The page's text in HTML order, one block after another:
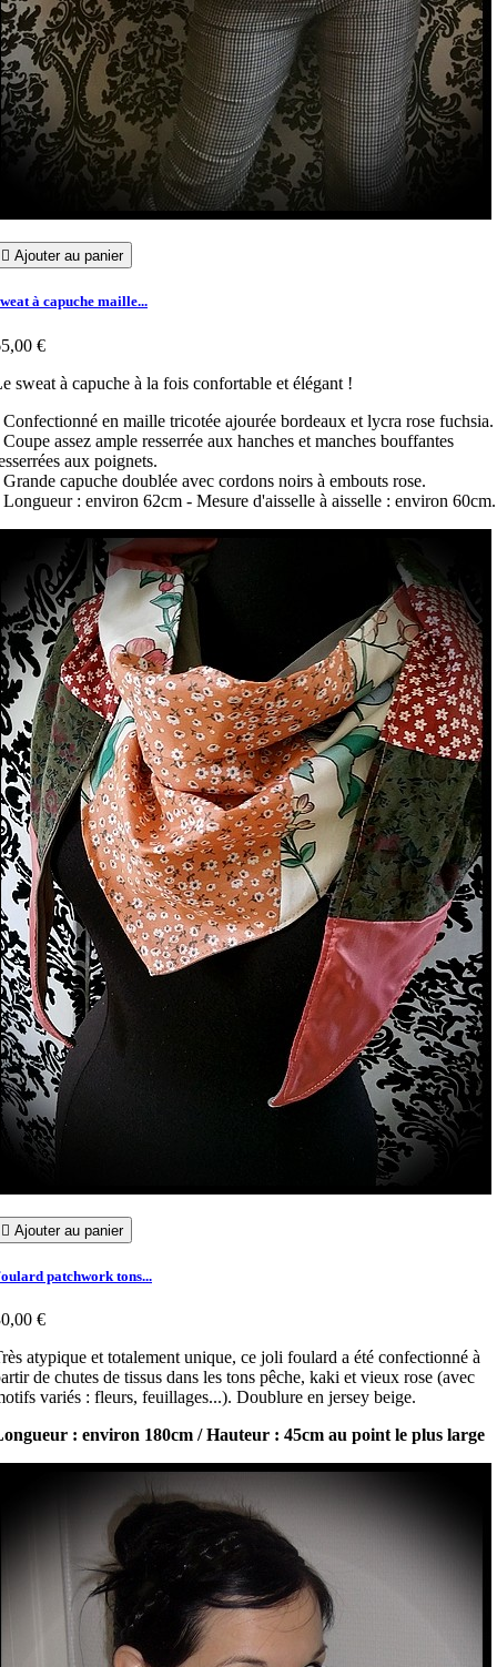
 Ajouter au panier
à capuche maille...
€
sweat à capuche à la fois confortable et élégant !
Confectionné en maille tricotée ajourée bordeaux et lycra rose fuchsia.
Coupe assez ample resserrée aux hanches et manches bouffantes
aux poignets.
Grande capuche doublée avec cordons noirs à embouts rose.
Longueur : environ 62cm - Mesure d'aisselle à aisselle : environ 60cm.
 Ajouter au panier
patchwork tons...
€
atypique et totalement unique, ce joli foulard a été confectionné à
de chutes de tissus dans les tons pêche, kaki et vieux rose (avec
variés : fleurs, feuillages...). Doublure en jersey beige.
: environ 180cm / Hauteur : 45cm au point le plus large